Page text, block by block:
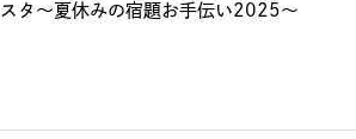
タ～夏休みの宿題お手伝い2025～